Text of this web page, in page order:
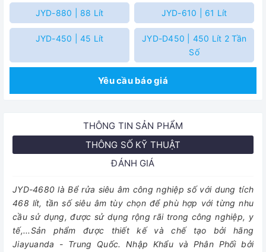
JYD-880 | 88 Lít JYD-610 | 61 Lít
JYD-450 | 45 Lít
JYD-D450 | 450 Lít 2 Tần
Số
Yêu cầu báo giá
THÔNG TIN SẢN PHẨM
THÔNG SỐ KỸ THUẬT
ĐÁNH GIÁ
JYD-4680 là Bể rửa siêu âm công nghiệp số với dung tích
468 lít, tần số siêu âm tùy chọn để phù hợp với từng nhu
cầu sử dụng, được sử dụng rộng rãi trong công nghiệp, y
tế,...Sản phẩm được thiết kế và chế tạo bởi hãng
Jiayuanda - Trung Quốc. Nhập Khẩu và Phân Phối bởi